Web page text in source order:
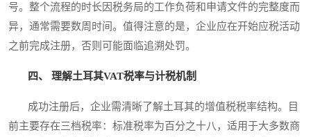
号。整个流程的时长因税务局的工作负荷和申请文件的完整度而
异，通常需要数周时间。值得注意的是，企业应在开始应税活动
之前完成注册，否则可能面临追溯处罚。
四、 理解土耳其VAT税率与计税机制
成功注册后，企业需清晰了解土耳其的增值税税率结构。目
前主要存在三档税率：标准税率为百分之十八，适用于大多数商